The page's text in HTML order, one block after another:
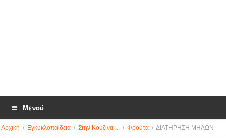
Μενού
Αρχική / Εγκυκλοπαίδεια / Στην Κουζίνα ... / Φρούτα / ΔΙΑΤΗΡΗΣΗ ΜΗΛΩΝ